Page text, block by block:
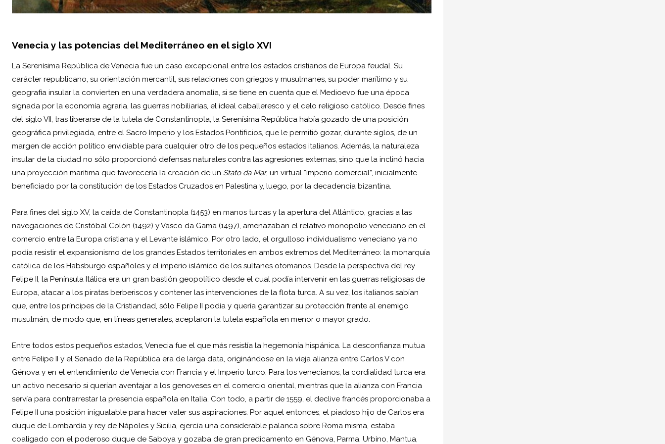
Venecia y las potencias del Mediterráneo en el siglo XVI
La Serenísima República de Venecia fue un caso excepcional entre los estados cristianos de Europa feudal. Su
carácter republicano, su orientación mercantil, sus relaciones con griegos y musulmanes, su poder marítimo y su
geografía insular la convierten en una verdadera anomalía, si se tiene en cuenta que el Medioevo fue una época
signada por la economía agraria, las guerras nobiliarias, el ideal caballeresco y el celo religioso católico. Desde fines
del siglo VII, tras liberarse de la tutela de Constantinopla, la Serenísima República había gozado de una posición
geográfica privilegiada, entre el Sacro Imperio y los Estados Pontificios, que le permitió gozar, durante siglos, de un
margen de acción político envidiable para cualquier otro de los pequeños estados italianos. Además, la naturaleza
insular de la ciudad no sólo proporcionó defensas naturales contra las agresiones externas, sino que la inclinó hacia
una proyección marítima que favorecería la creación de un Stato da Mar, un virtual “imperio comercial”, inicialmente
beneficiado por la constitución de los Estados Cruzados en Palestina y, luego, por la decadencia bizantina.
Para fines del siglo XV, la caída de Constantinopla (1453) en manos turcas y la apertura del Atlántico, gracias a las
navegaciones de Cristóbal Colón (1492) y Vasco da Gama (1497), amenazaban el relativo monopolio veneciano en el
comercio entre la Europa cristiana y el Levante islámico. Por otro lado, el orgulloso individualismo veneciano ya no
podía resistir el expansionismo de los grandes Estados territoriales en ambos extremos del Mediterráneo: la monarquía
católica de los Habsburgo españoles y el imperio islámico de los sultanes otomanos. Desde la perspectiva del rey
Felipe II, la Península Itálica era un gran bastión geopolítico desde el cual podía intervenir en las guerras religiosas de
Europa, atacar a los piratas berberiscos y contener las intervenciones de la flota turca. A su vez, los italianos sabían
que, entre los príncipes de la Cristiandad, sólo Felipe II podía y quería garantizar su protección frente al enemigo
musulmán, de modo que, en líneas generales, aceptaron la tutela española en menor o mayor grado.
Entre todos estos pequeños estados, Venecia fue el que más resistía la hegemonía hispánica. La desconfianza mutua
entre Felipe II y el Senado de la República era de larga data, originándose en la vieja alianza entre Carlos V con
Génova y en el entendimiento de Venecia con Francia y el Imperio turco. Para los venecianos, la cordialidad turca era
un activo necesario si querían aventajar a los genoveses en el comercio oriental, mientras que la alianza con Francia
servía para contrarrestar la presencia española en Italia. Con todo, a partir de 1559, el declive francés proporcionaba a
Felipe II una posición inigualable para hacer valer sus aspiraciones. Por aquel entonces, el piadoso hijo de Carlos era
duque de Lombardía y rey de Nápoles y Sicilia, ejercía una considerable palanca sobre Roma misma, estaba
coaligado con el poderoso duque de Saboya y gozaba de gran predicamento en Génova, Parma, Urbino, Mantua,